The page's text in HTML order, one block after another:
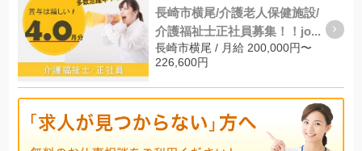
長崎市横尾/介護老人保健施設/
介護福祉士正社員募集！！jo...
長崎市横尾 / 月給 200,000円〜
226,600円